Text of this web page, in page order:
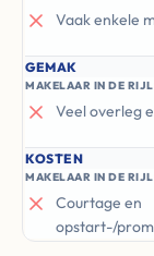
Vaak enkele
GEMAK
MAKELAAR IN DE
Veel overleg
KOSTEN
MAKELAAR IN DE
Courtage en
opstart-/